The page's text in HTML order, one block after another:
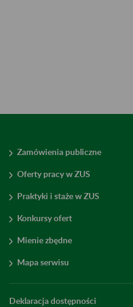
Zamówienia publiczne
Oferty pracy w ZUS
Praktyki i staże w ZUS
Konkursy ofert
Mienie zbędne
Mapa serwisu
Deklaracja dostępności